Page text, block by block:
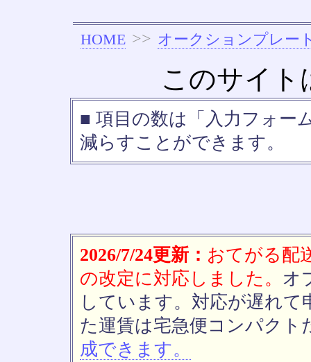
HOME >> オークションプレー
このサイト
■ 項目の数は「入力フォー
減らすことができます。
2026/7/24更新： おてがる配
の改定に対応しました。 オ
しています。対応が遅れ
た運賃は宅急便コンパクト
成できます。